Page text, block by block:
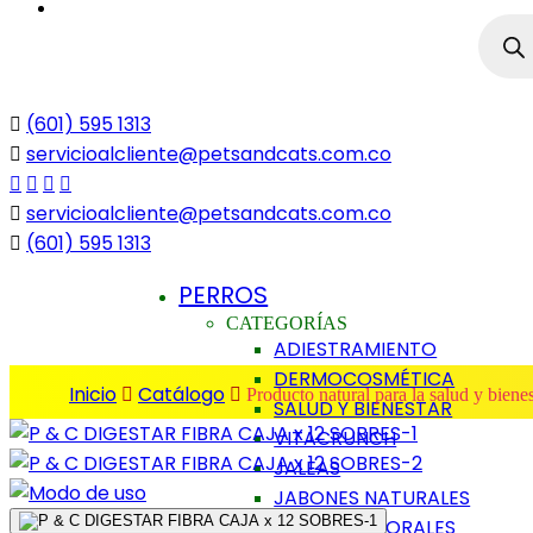
(601) 595 1313
servicioalcliente@petsandcats.com.co
servicioalcliente@petsandcats.com.co
(601) 595 1313
PERROS
CATEGORÍAS
ADIESTRAMIENTO
DERMOCOSMÉTICA
SALUD Y BIENESTAR
VITACRUNCH
JALEAS
JABONES NATURALES
Inicio Catálogo Producto natural para la salud y